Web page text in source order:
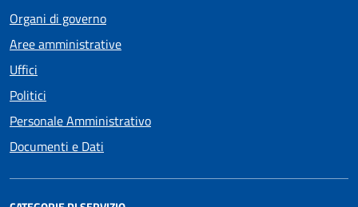
Organi di governo
Aree amministrative
Uffici
Politici
Personale Amministrativo
Documenti e Dati